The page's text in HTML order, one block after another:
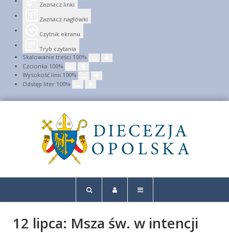
Zaznacz linki
Zaznacz nagłówki
Czytnik ekranu
Tryb czytania
Skalowanie treści 100%
Czcionka 100%
Wysokość linii 100%
Odstęp liter 100%
12 lipca: Msza św. w intencji